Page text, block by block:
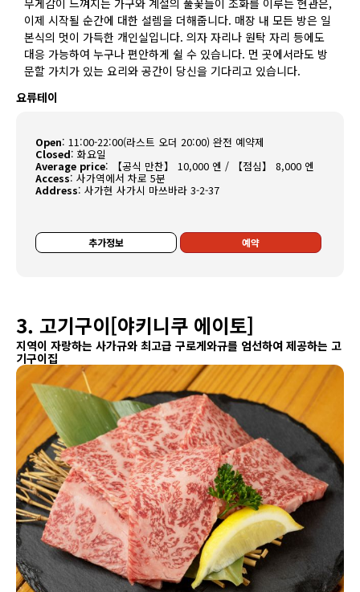
이제 시작될 순간에 대한 설렘을 더해줍니다. 매장 내 모든 방은 일
본식의 멋이 가득한 개인실입니다. 의자 자리나 원탁 자리 등에도
대응 가능하여 누구나 편안하게 쉴 수 있습니다. 먼 곳에서라도 방
문할 가치가 있는 요리와 공간이 당신을 기다리고 있습니다.
요류테이
Open: 11:00-22:00(라스트 오더 20:00) 완전 예약제
Closed:화요일
Average price: 【공식 만찬】 10,000 엔 / 【점심】 8,000 엔
Access:사가역에서 차로 5분
Address:사가현 사가시 마쓰바라 3-2-37
추가정보 예약
3. 고기구이[야키니쿠 에이토]
지역이 자랑하는 사가규와 최고급 구로게와규를 엄선하여 제공하는 고
기구이집